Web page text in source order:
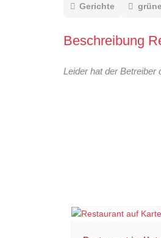
Gerichte
Beschreibung
Leider hat der Betreiber